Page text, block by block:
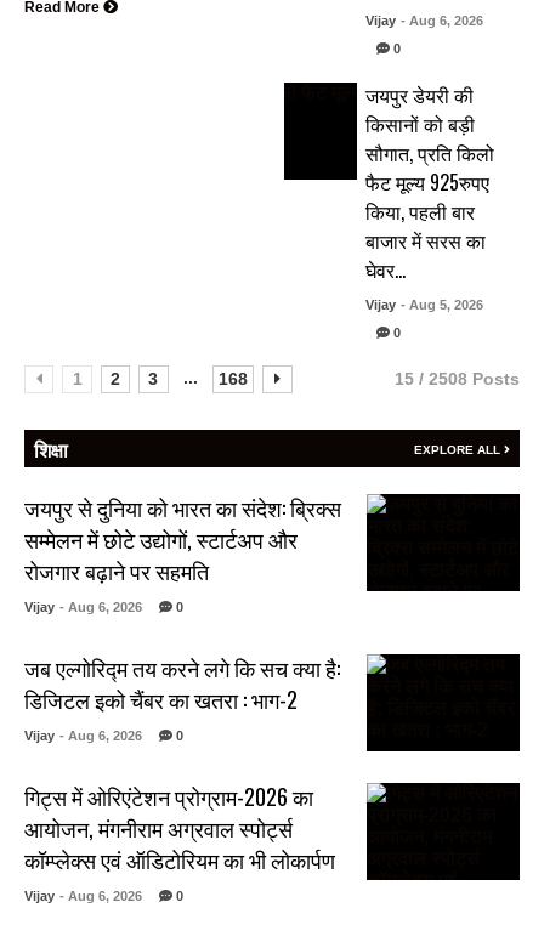
Read More
Vijay - Aug 6, 2026
0
जयपुर डेयरी की
किसानों को बड़ी
सौगात, प्रति किलो
फैट मूल्य 925रुपए
किया, पहली बार
बाजार में सरस का
घेवर…
Vijay - Aug 5, 2026
0
1 2 3 ... 168 15 / 2508 Posts
शिक्षा EXPLORE ALL
जयपुर से दुनिया को भारत का संदेश: ब्रिक्स
सम्मेलन में छोटे उद्योगों, स्टार्टअप और
रोजगार बढ़ाने पर सहमति
Vijay - Aug 6, 2026 0
जब एल्गोरिद्म तय करने लगे कि सच क्या है:
डिजिटल इको चैंबर का खतरा : भाग-2
Vijay - Aug 6, 2026 0
गिट्स में ओरिएंटेशन प्रोग्राम-2026 का
आयोजन, मंगनीराम अग्रवाल स्पोर्ट्स
कॉम्प्लेक्स एवं ऑडिटोरियम का भी लोकार्पण
Vijay - Aug 6, 2026 0